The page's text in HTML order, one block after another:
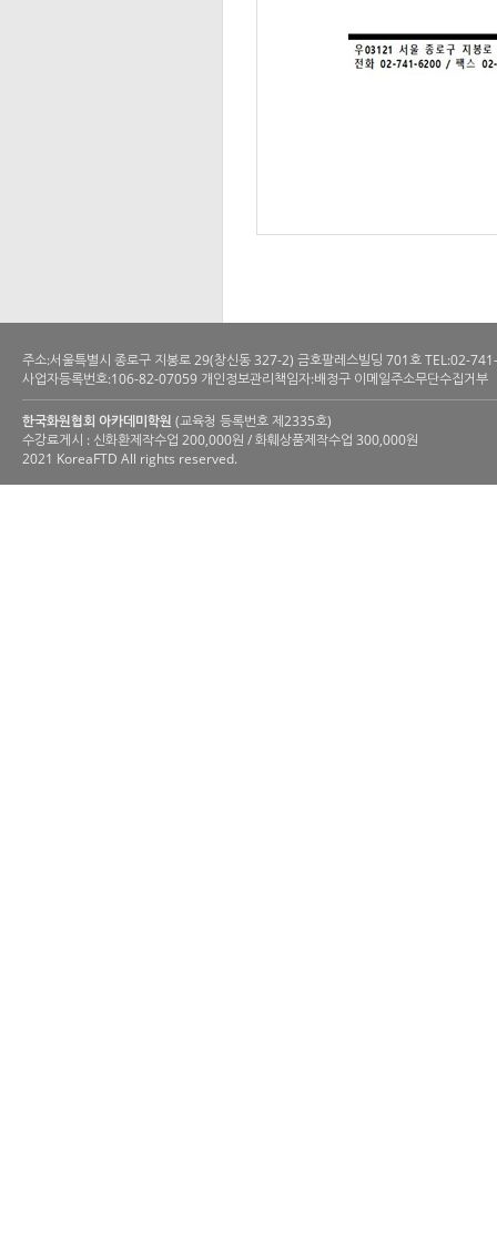
주소:서울특별시 종로구 지봉로 29(창신동 327-2) 금호팔레스빌딩 701호
사업자등록번호:106-82-07059 개인정보관리책임자:배정구 이메일주소무단수집거부
한국화원협회 아카데미학원 (교육청 등록번호 제2335호)
수강료게시 : 신화환제작수업 200,000원 / 화훼상품제작수업 300,000원
2021 KoreaFTD All rights reserved.